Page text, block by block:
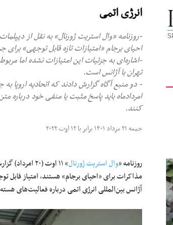
انرژی اتمی
-روزنامه «وال استریت ژورنال» به نقل از
احیای برجام «امتیازات تازه قابل توجهی»
-اشاره‌ای به جزئیات این امتیازات نشده اما
تهران با آژانس است.
امردادماه باید پاسخ مثبت یا منفی خود
کنند.
جمعه ۲۱ مرداد ۱۴۰۱ برابر با ۱۲ اوت ۲۰۲۲
روزنامه «وال ‌استریت ژورنال
» ۱۱ اوت (۲۰
مذاکرات برای «احیای برجام» هستند، امتیاز قابل
آژانس بین‌المللی انرژی اتمی درباره فعالیت‌های